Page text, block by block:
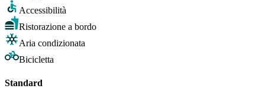
Accessibilità
Ristorazione a bordo
Aria condizionata
Bicicletta
Standard